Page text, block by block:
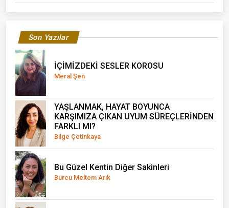
Son Yazılar
İÇİMİZDEKİ SESLER KOROSU
Meral Şen
YAŞLANMAK, HAYAT BOYUNCA
KARŞIMIZA ÇIKAN UYUM SÜREÇLERİNDEN
FARKLI MI?
Bilge Çetinkaya
Bu Güzel Kentin Diğer Sakinleri
Burcu Meltem Arık